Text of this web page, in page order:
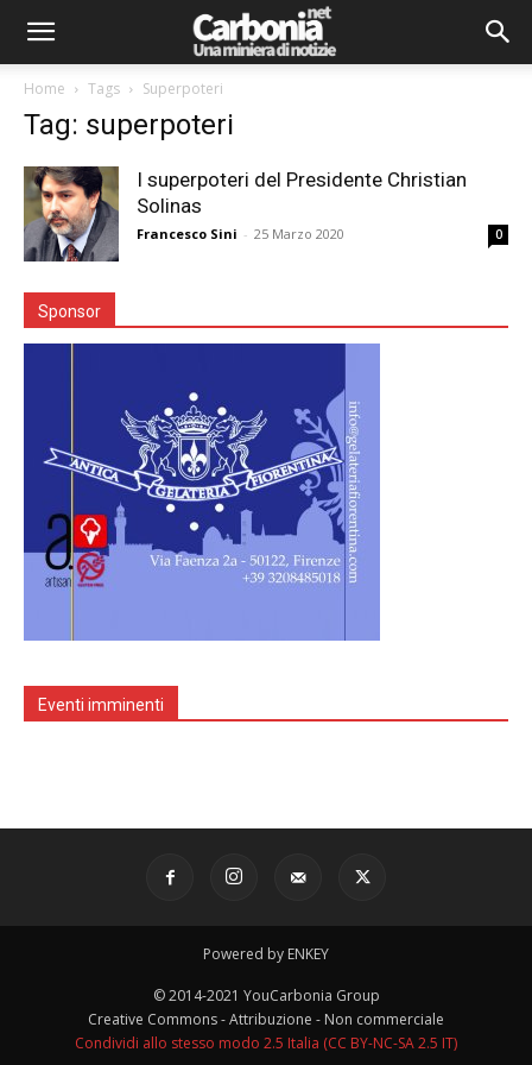
Home Tags Superpoteri
Tag: superpoteri
I superpoteri del Presidente Christian
Solinas
Francesco Sini - 25 Marzo 2020 0
Sponsor
Eventi imminenti
Powered by ENKEY
© 2014-2021 YouCarbonia Group
Creative Commons - Attribuzione - Non commerciale
Condividi allo stesso modo 2.5 Italia (CC BY-NC-SA 2.5 IT)